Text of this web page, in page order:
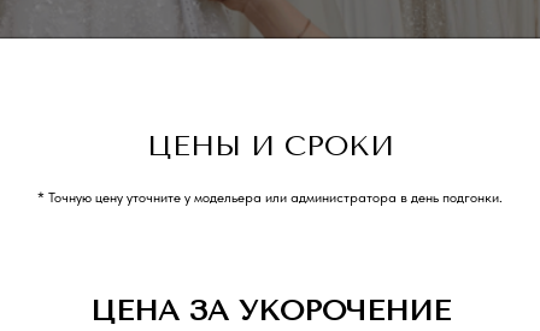
ЦЕНЫ И СРОКИ
* Точную цену уточните у модельера или администратора в день подгонки.
ЦЕНА ЗА УКОРОЧЕНИЕ